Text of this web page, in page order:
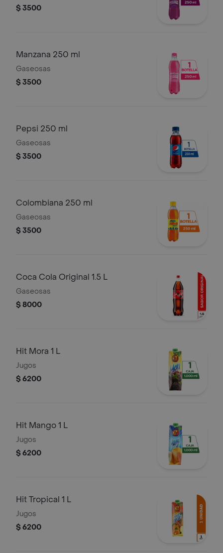
$ 3500
Manzana 250 ml
Gaseosas
$ 3500
Pepsi 250 ml
Gaseosas
$ 3500
Colombiana 250 ml
Gaseosas
$ 3500
Coca Cola Original 1.5 L
Gaseosas
$ 8000
Hit Mora 1 L
Jugos
$ 6200
Hit Mango 1 L
Jugos
$ 6200
Hit Tropical 1 L
Jugos
$ 6200